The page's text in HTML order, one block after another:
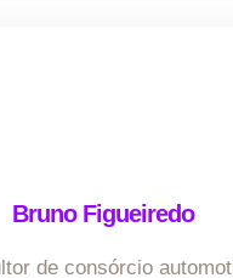
Bruno Figueiredo
de consórcio